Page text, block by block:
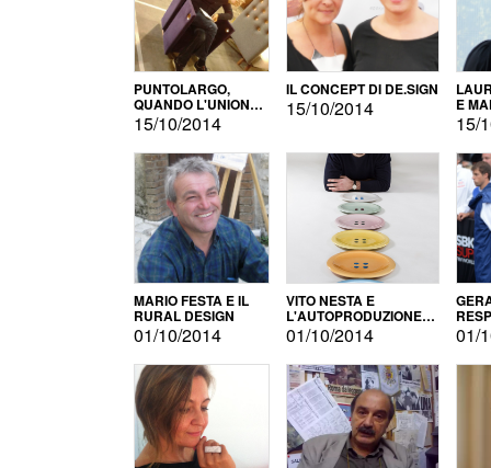
PUNTOLARGO,
QUANDO L'UNIONE
FA LA FORZA E
VINCE
15/10/2014
IL CONCEPT DI DE.SIGN
15/10/2014 E
15/
MARIO FESTA E IL
RURAL DESIGN
01/10/2014
VITO NESTA E
L'AUTOPRODUZIONE
COME RECUPERO DEI
SIMBOLI
01/10/2014 01/